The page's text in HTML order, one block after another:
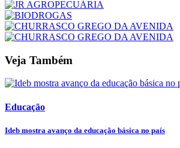
Veja Também
Educação
Ideb mostra avanço da educação básica no país